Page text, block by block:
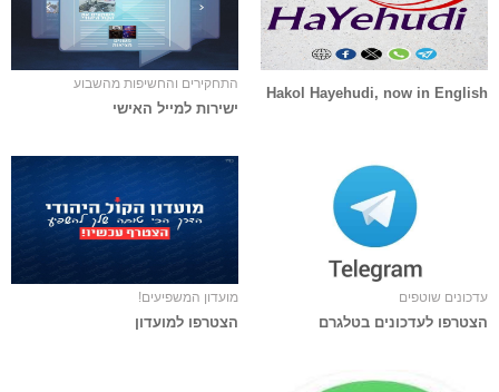
Hakol Hayehudi, now in English
התחקירים והחשיפות מהשבוע
ישירות למייל האישי
עדכונים שוטפים
הצטרפו לעדכונים בטלגרם
מועדון המשפיעים!
הצטרפו למועדון